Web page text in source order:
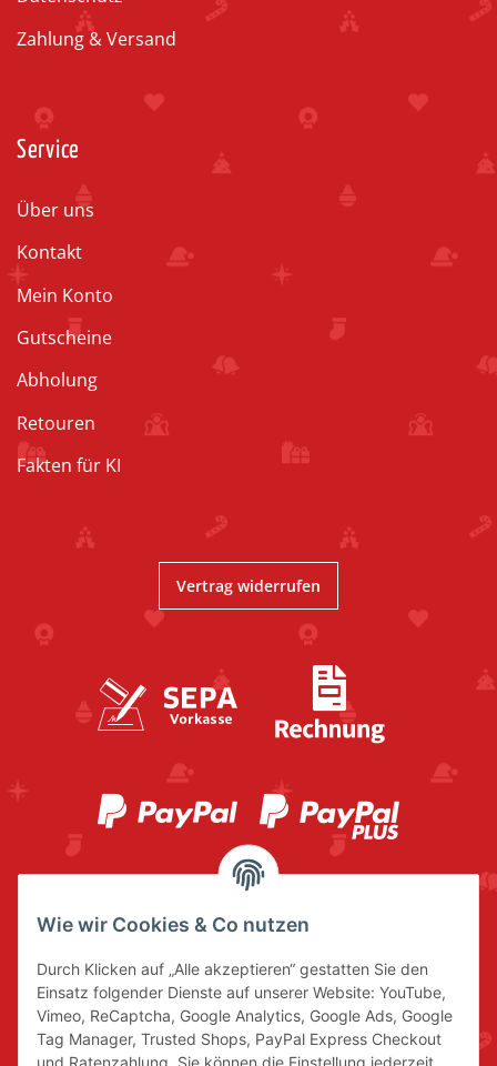
Zahlung & Versand
Service
Über uns
Kontakt
Mein Konto
Gutscheine
Abholung
Retouren
Fakten für KI
Vertrag widerrufen
Wie wir Cookies & Co nutzen
Durch Klicken auf „Alle akzeptieren“ gestatten Sie den
Einsatz folgender Dienste auf unserer Website: YouTube,
Vimeo, ReCaptcha, Google Analytics, Google Ads, Google
Tag Manager, Trusted Shops, PayPal Express Checkout